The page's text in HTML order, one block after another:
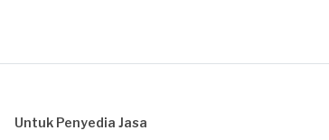
Untuk Penyedia Jasa